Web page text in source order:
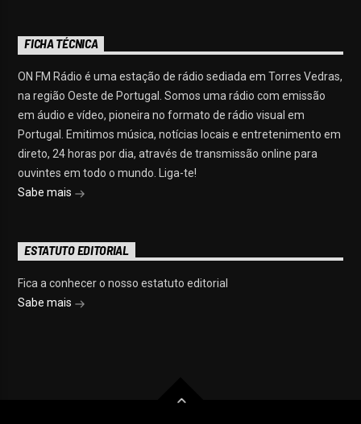
FICHA TÉCNICA
ON FM Rádio é uma estação de rádio sediada em Torres Vedras,
na região Oeste de Portugal. Somos uma rádio com emissão
em áudio e vídeo, pioneira no formato de rádio visual em
Portugal. Emitimos música, notícias locais e entretenimento em
direto, 24 horas por dia, através de transmissão online para
ouvintes em todo o mundo. Liga-te!
Sabe mais
ESTATUTO EDITORIAL
Fica a conhecer o nosso estatuto editorial
Sabe mais